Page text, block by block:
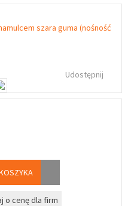
Udostępnij
o cenę dla firm